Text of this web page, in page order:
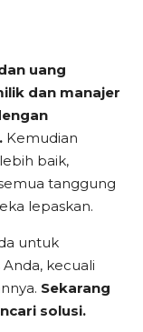
uang
dan manajer
Kemudian
baik,
tanggung
lepaskan.
untuk
kecuali
Sekarang
solusi.